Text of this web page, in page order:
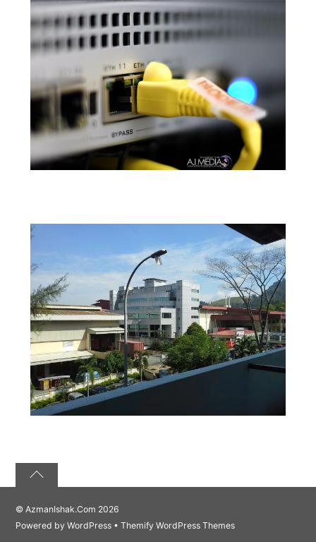
©AzmanIshak.Com 2026
Powered byWordPress •Themify WordPress Themes